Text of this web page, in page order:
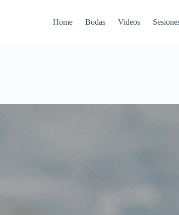
Home Bodas Videos